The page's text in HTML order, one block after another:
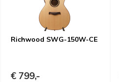
Richwood SWG-150W-CE
€ 799,-